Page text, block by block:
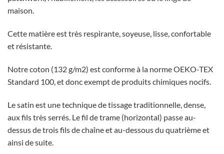
maison.
Cette matière est très respirante, soyeuse, lisse, confortable
et résistante.
Notre coton (132 g/m2) est conforme à la norme OEKO-TEX
Standard 100, et donc exempt de produits chimiques nocifs.
Le satin est une technique de tissage traditionnelle, dense,
aux fils très serrés. Le fil de trame (horizontal) passe au-
dessus de trois fils de chaîne et au-dessous du quatrième et
ainsi de suite.